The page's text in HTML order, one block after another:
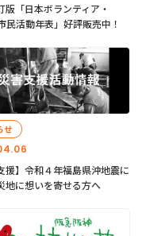
版「日本ボランティア・
民活動年表」好評販売中！
せ
援】令和４年福島県沖地震に
地に想いを寄せる方へ